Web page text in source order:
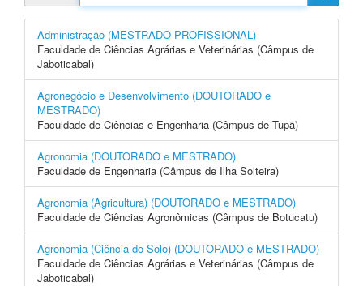
Administração (MESTRADO PROFISSIONAL)
Faculdade de Ciências Agrárias e Veterinárias (Câmpus de
Jaboticabal)
Agronegócio e Desenvolvimento (DOUTORADO e
MESTRADO)
Faculdade de Ciências e Engenharia (Câmpus de Tupã)
Agronomia (DOUTORADO e MESTRADO)
Faculdade de Engenharia (Câmpus de Ilha Solteira)
Agronomia (Agricultura) (DOUTORADO e MESTRADO)
Faculdade de Ciências Agronômicas (Câmpus de Botucatu)
Agronomia (Ciência do Solo) (DOUTORADO e MESTRADO)
Faculdade de Ciências Agrárias e Veterinárias (Câmpus de
Jaboticabal)